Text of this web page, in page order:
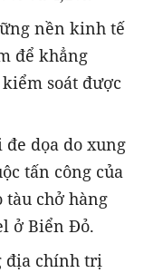
nền kinh tế
để khẳng
soát được
đe dọa do xung
tấn công của
chở hàng
ở Biển Đỏ.
địa chính trị